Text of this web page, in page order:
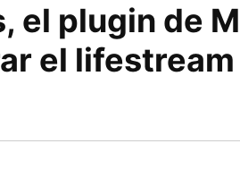
el plugin de
el lifestream